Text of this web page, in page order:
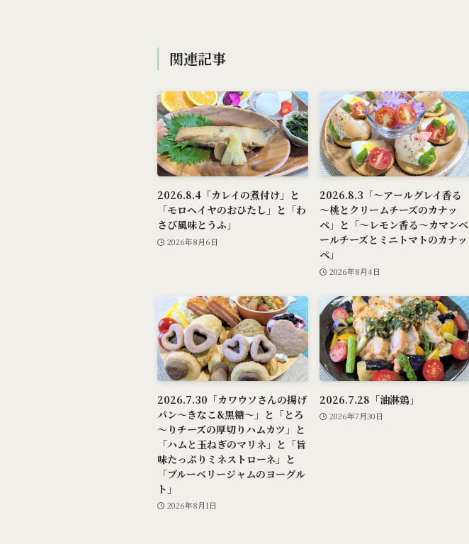
関連記事
2026.8.4「カレイの煮付け」と
「モロヘイヤのおひたし」と「わ
さび風味とうふ」
2026年8月6日
2026.8.3「～アールグレイ香る
～桃とクリームチーズのカナッ
ペ」と「～レモン香る～カマンベ
ールチーズとミニトマトのカナッ
ペ」
2026年8月4日
2026.7.30「カワウソさんの揚げ
パン～きなこ&黒糖～」と「とろ
～りチーズの厚切りハムカツ」と
「ハムと玉ねぎのマリネ」と「旨
味たっぷりミネストローネ」と
「ブルーベリージャムのヨーグル
ト」
2026年8月1日
2026.7.28「油淋鶏」
2026年7月30日